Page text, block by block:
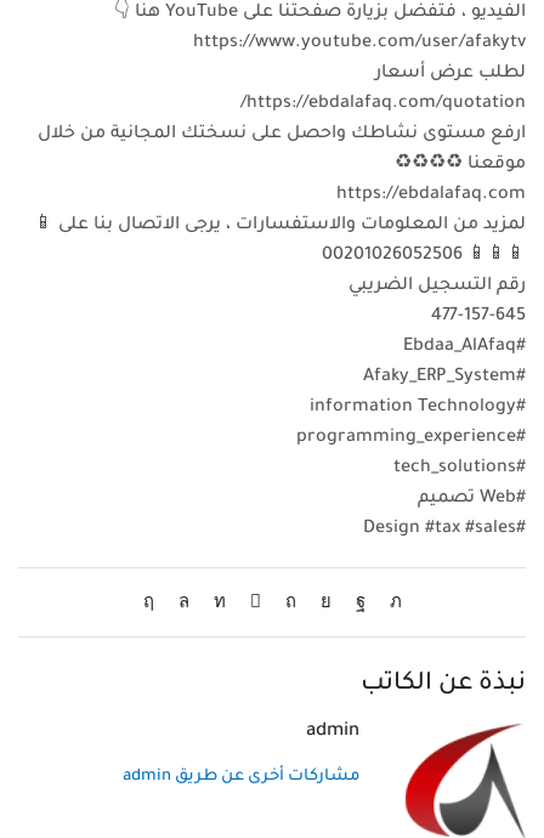
الفيديو ، فتفضل بزيارة صفحتنا على YouTube هنا 👇
https://www.youtube.com/user/afakytv
لطلب عرض أسعار
https://ebdalafaq.com/quotation/
ارفع مستوى نشاطك واحصل على نسختك المجانية من خلال
موقعنا ♻️♻️♻️♻️
https://ebdalafaq.com
لمزيد من المعلومات والاستفسارات ، يرجى الاتصال بنا على 📱
📱📱📱 00201026052506
رقم التسجيل الضريبي
477-157-645
#Ebdaa_AlAfaq
#Afaky_ERP_System
#information Technology
#programming_experience
#tech_solutions
#Web تصميم
#Design #tax #sales
نبذة عن الكاتب
admin
مشاركات أخرى عن طريق admin